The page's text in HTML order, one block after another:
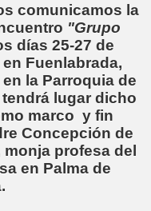
comunicamos la
"Grupo
días 25-27 de
Fuenlabrada,
la Parroquia de
lugar dicho
marco y fin
Concepción de
monja profesa del
en Palma de